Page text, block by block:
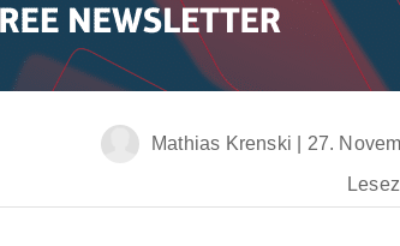
Mathias Krenski
27.